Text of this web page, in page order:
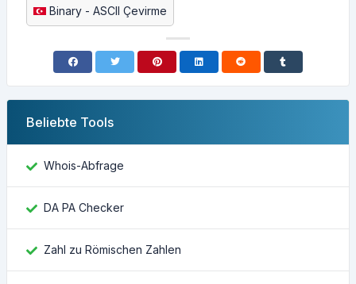
Binary - ASCII Çevirme
Beliebte Tools
Whois-Abfrage
DA PA Checker
Zahl zu Römischen Zahlen